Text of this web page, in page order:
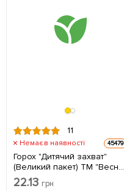
11
Немає в наявності 45479
Горох "Дитячий захват"
(Великий пакет) ТМ "Весна"
20г
22.13 грн